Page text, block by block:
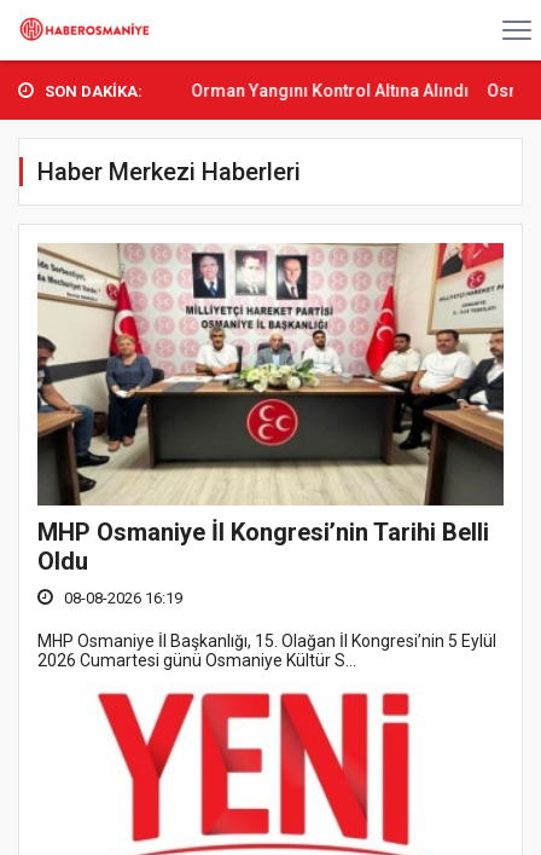
SON DAKİKA:
Orman Yangını Kontrol Altına Alındı Osmaniye’de Tren
Haber Merkezi Haberleri
MHP Osmaniye İl Kongresi’nin Tarihi Belli
Oldu
08-08-2026 16:19
MHP Osmaniye İl Başkanlığı, 15. Olağan İl Kongresi’nin 5 Eylül
2026 Cumartesi günü Osmaniye Kültür S...